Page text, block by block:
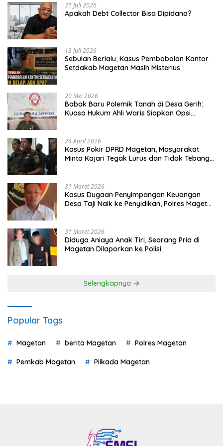
31 Juli 2026
Apakah Debt Collector Bisa Dipidana?
13 Juli 2026
Sebulan Berlalu, Kasus Pembobolan Kantor
Setdakab Magetan Masih Misterius
20 Mei 2026
Babak Baru Polemik Tanah di Desa Gerih:
Kuasa Hukum Ahli Waris Siapkan Opsi
24 April 2026
Kasus Pokir DPRD Magetan, Masyarakat
Minta Kajari Tegak Lurus dan Tidak Tebang
31 Maret 2026
Kasus Dugaan Penyimpangan Keuangan
Desa Taji Naik ke Penyidikan, Polres Magetan
31 Maret 2026
Diduga Aniaya Anak Tiri, Seorang Pria di
Magetan Dilaporkan ke Polisi
Selengkapnya
Popular Tags
Magetan berita Magetan Polres Magetan
Pemkab Magetan Pilkada Magetan